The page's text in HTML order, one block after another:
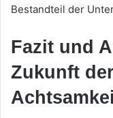
Bestandteil der
Fazit und
Zukunft der